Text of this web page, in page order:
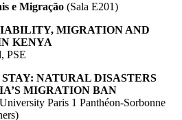
e Migração (Sala E201)
MIGRATION AND
KENYA
, PSE
NATURAL DISASTERS
MIGRATION BAN
Paris 1 Panthéon-Sorbonne